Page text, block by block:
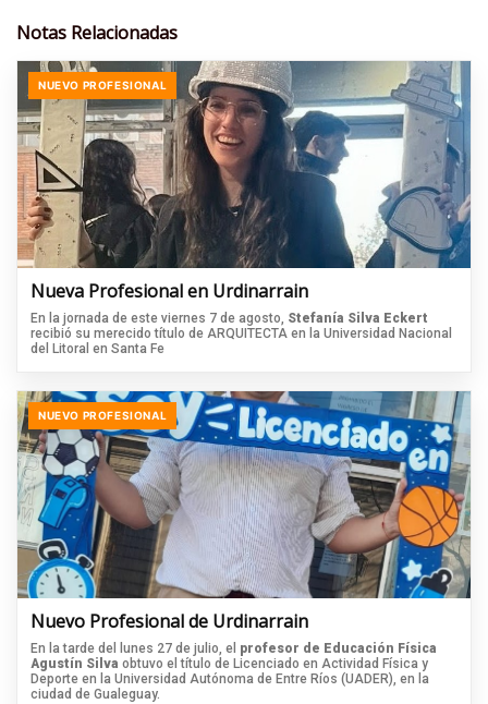
Notas Relacionadas
NUEVO PROFESIONAL
Nueva Profesional en Urdinarrain
En la jornada de este viernes 7 de agosto, Stefanía Silva Eckert
recibió su merecido título de ARQUITECTA en la Universidad Nacional
del Litoral en Santa Fe
NUEVO PROFESIONAL
Nuevo Profesional de Urdinarrain
En la tarde del lunes 27 de julio, el profesor de Educación Física
Agustín Silva obtuvo el título de Licenciado en Actividad Física y
Deporte en la Universidad Autónoma de Entre Ríos (UADER), en la
ciudad de Gualeguay.